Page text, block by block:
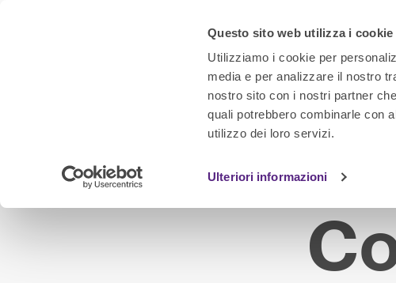
Questo sito web utilizza i cookie
Utilizziamo i cookie per
media e per analizzare il nostro
nostro sito con i nostri partner
quali potrebbero combinarle con
utilizzo dei loro servizi.
Ulteriori informazioni